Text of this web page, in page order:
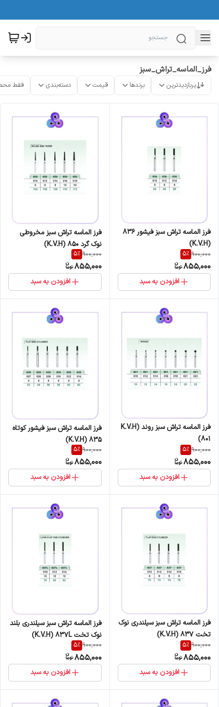
فرز_الماسه_تراش_سبز
پربازدیدترین برندها قیمت دسته‌بندی فقط
فرز الماسه تراش سبز فیشور 836
(K.V.H)
900,000
5%
855,000
افزودن به سبد
فرز الماسه تراش سبز مخروطی
نوک گرد 850 (K.V.H)
900,000
5%
855,000
افزودن به سبد
فرز الماسه تراش سبز روند K.V.H)
801)
900,000
5%
855,000
افزودن به سبد
فرز الماسه تراش سبز فیشور کوتاه
835 (K.V.H)
900,000
5%
855,000
افزودن به سبد
فرز الماسه تراش سبز سیلندری نوک
تخت K.V.H) 837)
900,000
5%
855,000
افزودن به سبد
فرز الماسه تراش سبز سیلندری بلند
نوک تخت K.V.H) 837L)
900,000
5%
855,000
افزودن به سبد